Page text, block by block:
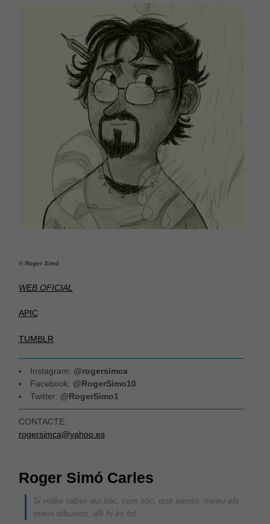
© Roger Simó
WEB OFICIAL
APIC
TUMBLR
Instagram: @rogersimca
Facebook: @RogerSimo10
Twitter: @RogerSimo1
CONTACTE:
rogersimca@yahoo.es
Roger Simó Carles
Si voleu saber qui sóc, com sóc, què penso, mireu els
meus dibuixos, allí hi és tot.